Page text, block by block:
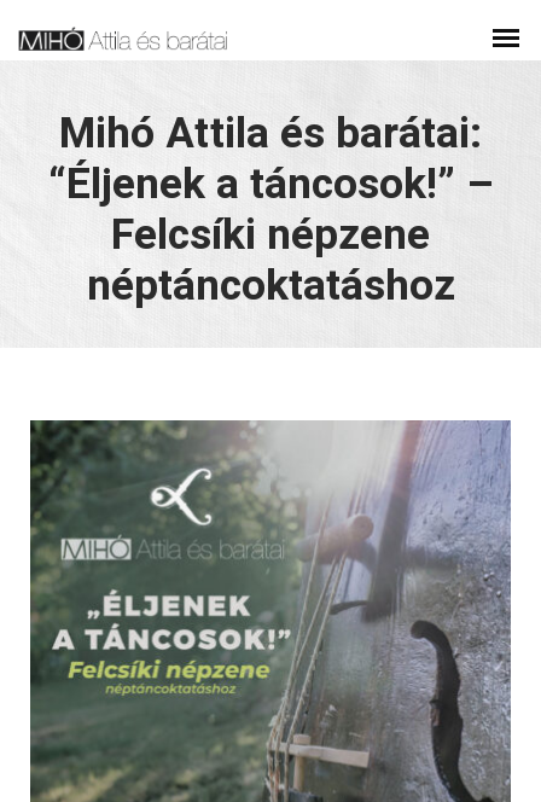
Mihó Attila és barátai:
“Éljenek a táncosok!” –
Felcsíki népzene
néptáncoktatáshoz